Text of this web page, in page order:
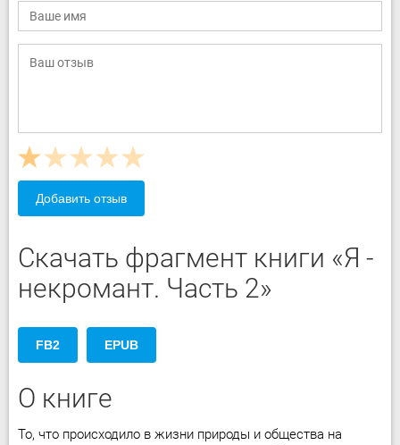
Добавить отзыв
Скачать фрагмент книги «Я -
некромант. Часть 2»
FB2 EPUB
О книге
То, что происходило в жизни природы и общества на